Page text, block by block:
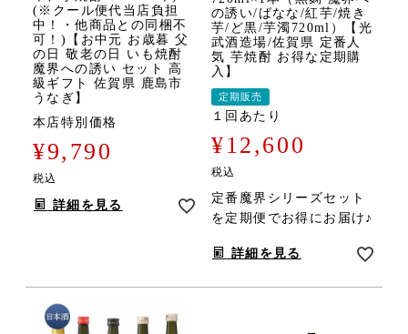
(※クール便代当店負担
中！・他商品との同梱不
可！)【お中元 お歳暮 父
の日 敬老の日 いも焼酎
魔界への誘い セット 高
級ギフト 佐賀県 鹿島市
うなぎ】
本店特別価格
¥9,790
税込
詳細を見る
の誘い/ばなな/紅芋/焼き
芋/ど黒/芋濁720ml）【光
武酒造場/佐賀県 定番人
気 芋焼酎 お得な定期購
入】
定期販売
１回あたり
¥12,600
税込
定番魔界シリーズセット
を定期便でお得にお届け♪
詳細を見る